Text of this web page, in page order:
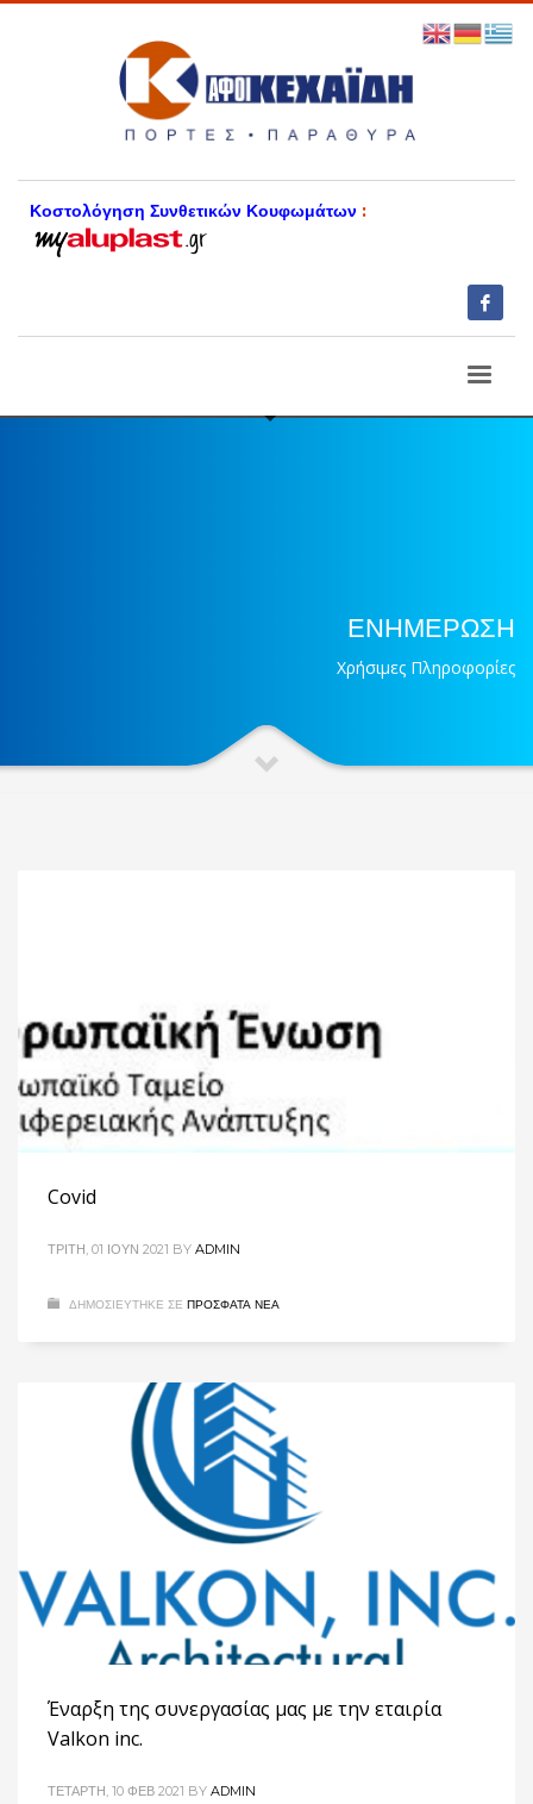
Κοστολόγηση Συνθετικών Κουφωμάτων :
ΕΝΗΜΕΡΩΣΗ
Χρήσιμες Πληροφορίες
Covid
ΤΡΊΤΗ, 01 ΙΟΎΝ 2021 BY ADMIN
ΔΗΜΟΣΙΕΥΤΗΚΕ ΣΕ ΠΡΌΣΦΑΤΑ ΝΈΑ
Έναρξη της συνεργασίας μας με την εταιρία
Valkon inc.
ΤΕΤΆΡΤΗ, 10 ΦΕΒ 2021 BY ADMIN